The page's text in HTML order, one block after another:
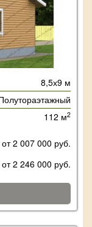
8,5х9 м
112 м2
от 2 007 000 руб.
от 2 246 000 руб.